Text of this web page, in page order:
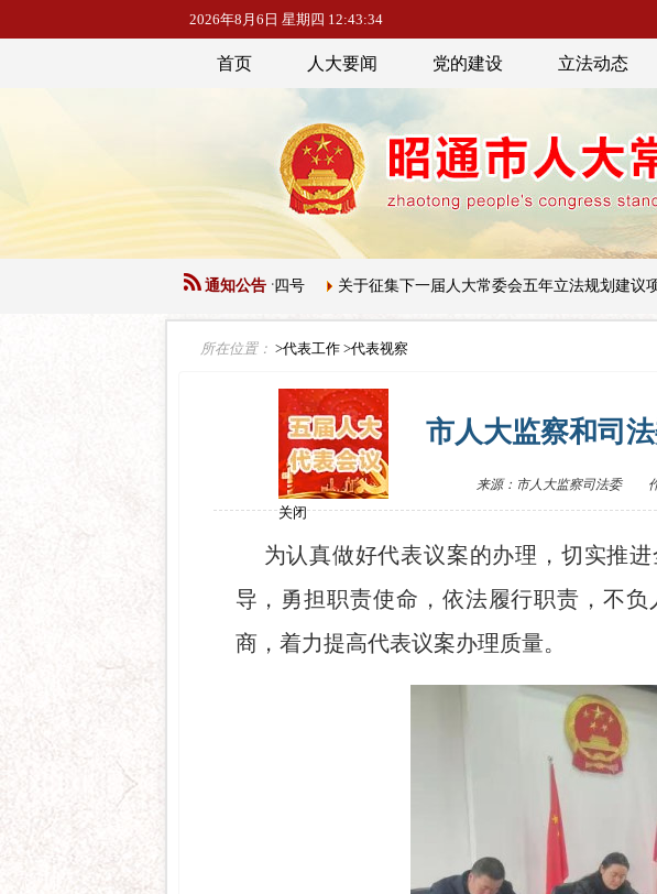
2026年8月6日 星期四 12:43:35
首页 人大要闻 党的建设 立法动态
通知公告
务委员会公告【第五届】第三十四号 关于征集下一届人大常委会五年立法规划建议项目
所在位置： >代表工作 >代表视察
市人大监察和司
来源：市人大监察司法委
为认真做好代表议案的办理，切实推
导，勇担职责使命，依法履行职责，不
商，着力提高代表议案办理质量。